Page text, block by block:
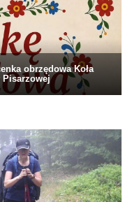
obrzędowa Koła